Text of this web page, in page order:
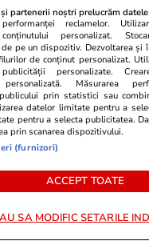
de copii
de plasament.
în „Casa
model de
lasă în spate
„Mă mai
la părinții mei
la frate-miu”
partenerii noștri prelucrăm
performanței reclamelor.
personalizat.
pe un dispozitiv. Dezvoltarea și
de conținut personalizat.
personalizate.
Măsurarea
prin statistici sau
datelor limitate pentru a
pentru a selecta publicitatea.
prin scanarea dispozitivului.
(furnizori)
ACCEPT TOATE
SA MODIFIC SETARILE